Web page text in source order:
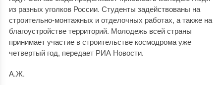
из разных уголков России. Студенты задействованы на
строительно-монтажных и отделочных работах, а также на
благоустройстве территорий. Молодежь всей страны
принимает участие в строительстве космодрома уже
четвертый год, передает РИА Новости.
А.Ж.